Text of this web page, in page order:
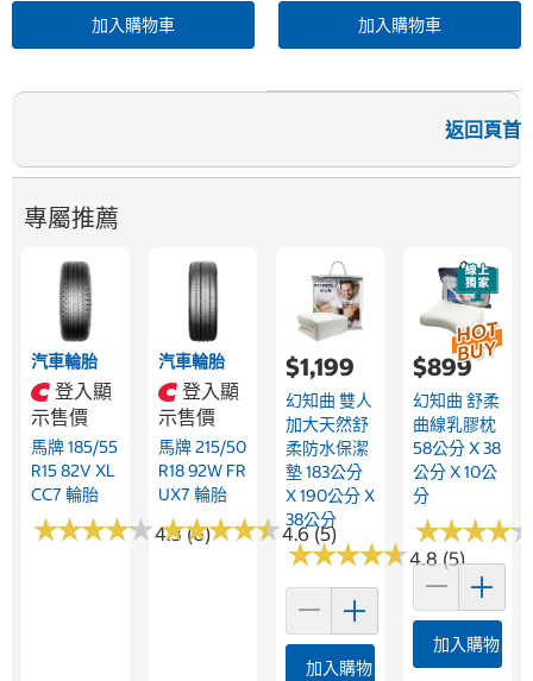
加入購物車 加入購物車
返回頁首
專屬推薦
汽車輪胎
登入顯
示售價
馬牌 185/55
R15 82V XL
CC7 輪胎
★★★★★
★★★★★4.3 (6)
汽車輪胎
登入顯
示售價
馬牌 215/50
R18 92W FR
UX7 輪胎
★★★★★
★★★★★4.6 (5)
$1,199
幻知曲 雙人
加大天然舒
柔防水保潔
墊 183公分
X 190公分 X
38公分
★★★★★
★★★★★4.8 (5)
加入購物車
$899
幻知曲 舒柔
曲線乳膠枕
58公分 X 38
公分 X 10公
分
★★★★
★★★★
加入購物車